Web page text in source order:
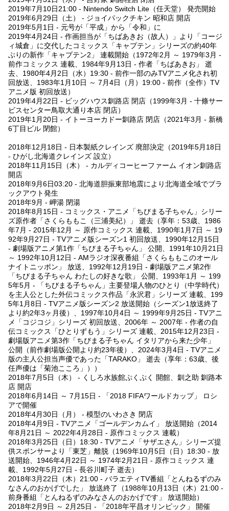
2019年7月10日21:00 - Nintendo Switch Lite（任天堂） 発売開始
2019年6月29日（土） - ジョイパックチキン 昭和店 開店
2019年5月1日 - 元号が「平成」から「令和」に
2019年4月24日 - 作画担当が「ちばあきお（故人）」より「コージ
ィ城倉」に交代したコミックス「キャプテン」シリーズの約40年
ぶりの新作「キャプテン2」 連載開始（1972年2月 ～ 1979年3月 -
前作コミックス 連載、1984年9月13日 - 作者「ちばあきお」 逝
去、1980年4月2日（水）19:30 - 前作一部のみTVアニメ化され初
回放送、1983年1月10日 ～ 7月4日（月）19:00 - 前作（全作）TV
アニメ版 初回放送）
2019年4月22日 - ビッグハウス釧路店 閉店（1999年3月 - 十條サー
ビスセンター鳥取大通り本店 閉店）
2019年1月20日 - イトーヨーカドー釧路店 閉店（2021年3月 - 新橋
6丁目ビル 閉館）
2018年12月18日 - 日本製紙クレインズ 廃部決定（2019年5月18日
- ひがし北海道クレインズ 設立）
2018年11月15日（木） - カルディコーヒーファーム イオン釧路店
開店
2018年9月6日03:20 - 北海道胆振東部地震により北海道全域でブラ
ックアウト発生
2018年9月 - 岬湯 閉湯
2018年8月15日 - コミックス・アニメ「ちびまる子ちゃん」シリー
ズ原作者「さくらももこ（三浦美紀）」 逝去（享年：53歳、1986
年7月 - 2015年12月 ～ 原作コミックス 連載、1990年1月7日 ～ 19
92年9月27日 - TVアニメ版シーズン1 初回放送、1990年12月15日
- 劇場版アニメ第1作「ちびまる子ちゃん」 公開、1991年10月21日
～ 1992年10月12日 - AMラジオ深夜番組「さくらももこのオール
ナイトニッポン」 放送、1992年12月19日 - 劇場版アニメ第2作
「ちびまる子ちゃん わたしの好きな歌」 公開、1993年1月 ～ 199
5年5月 - 「ちびまる子ちゃん」主要登場人物のひとり（中学時代）
を主人公とした外伝コミックス作品「永沢君」シリーズ 連載、199
5年1月8日 - TVアニメ版シーズン2 放送開始（シーズン1放送終了
より約2年3ヶ月後）、1997年10月4日 ～ 1999年9月25日 - TVアニ
メ「コジコジ」シリーズ 初回放送、2006年 ～ 2007年 - 作者の自
伝コミックス「ひとりずもう」シリーズ 連載、2015年12月23日 -
劇場版アニメ第3作「ちびまる子ちゃん イタリアから来た少年」
公開（前作劇場版公開より約23年後）、2024年3月4日 - TVアニメ
版の主人公担当声優であった「TARAKO」 逝去（享年：63歳、後
任声優は「菊池こころ」））
2018年7月5日（木） - くしろ水族館ぷくぷく 開館、釧之助 釧路本
店 開店
2018年6月14日 ～ 7月15日 - 「2018 FIFAワールドカップ」 ロシ
アで開催
2018年4月30日（月） - 模型のいわさき 閉店
2018年4月9日 - TVアニメ「ゴールデンカムイ」 放送開始（2014
年8月21日 ～ 2022年4月28日 - 原作コミックス 連載）
2018年3月25日（日）18:30 - TVアニメ「サザエさん」シリーズ提
供スポンサーより「東芝」離脱（1969年10月5日（日）18:30 - 放
送開始、1946年4月22日 ～ 1974年2月21日 - 原作コミックス 連
載、1992年5月27日 - 長谷川町子 逝去）
2018年3月22日（木）21:00 - バラエティTV番組「とんねるずのみ
なさんのおかげでした」 放送終了（1988年10月13日（木）21:00 -
前身番組「とんねるずのみなさんのおかげです」 放送開始）
2018年2月9日 ～ 2月25日 - 「2018年平昌オリンピック」 開催